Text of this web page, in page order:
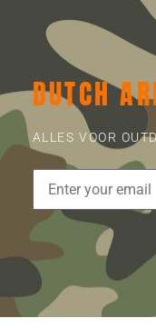
DUTCH
ALLES VOOR